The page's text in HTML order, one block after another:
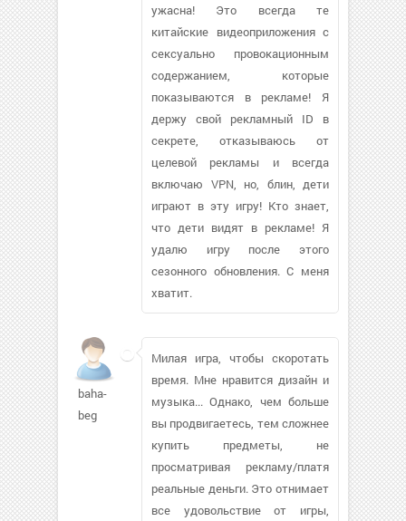
ужасна! Это всегда те
китайские видеоприложения с
сексуально провокационным
содержанием, которые
показываются в рекламе! Я
держу свой рекламный ID в
секрете, отказываюсь от
целевой рекламы и всегда
включаю VPN, но, блин, дети
играют в эту игру! Кто знает,
что дети видят в рекламе! Я
удалю игру после этого
сезонного обновления. С меня
хватит.
baha-
beg
Милая игра, чтобы скоротать
время. Мне нравится дизайн и
музыка... Однако, чем больше
вы продвигаетесь, тем сложнее
купить предметы, не
просматривая рекламу/платя
реальные деньги. Это отнимает
все удовольствие от игры,